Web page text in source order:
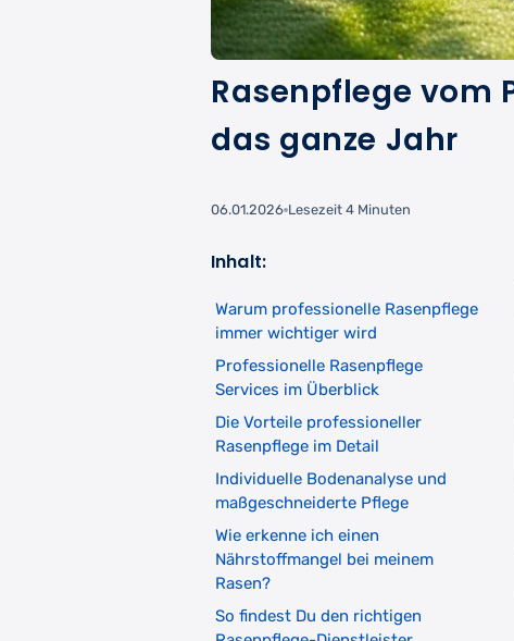
Rasenpflege vom
das ganze Jahr
06.01.2026 Lesezeit 4 Minuten
Inhalt:
Warum professionelle Rasenpflege
immer wichtiger wird
Professionelle Rasenpflege
Services im Überblick
Die Vorteile professioneller
Rasenpflege im Detail
Individuelle Bodenanalyse und
maßgeschneiderte Pflege
Wie erkenne ich einen
Nährstoffmangel bei meinem
Rasen?
So findest Du den richtigen